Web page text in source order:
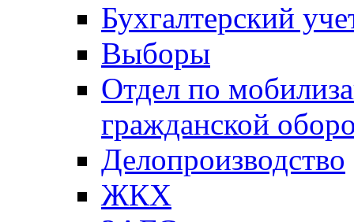
Бухгалтерский
Выборы
Отдел по
гражданской
Делопроизводство
ЖКХ